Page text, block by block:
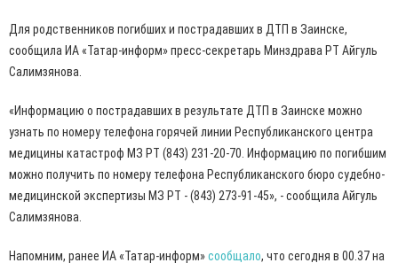
Для родственников погибших и пострадавших в ДТП в Заинске,
сообщила ИА «Татар-информ» пресс-секретарь Минздрава РТ Айгуль
Салимзянова.
«Информацию о пострадавших в результате ДТП в Заинске можно
узнать по номеру телефона горячей линии Республиканского центра
медицины катастроф МЗ РТ (843) 231-20-70. Информацию по погибшим
можно получить по номеру телефона Республиканского бюро судебно-
медицинской экспертизы МЗ РТ - (843) 273-91-45», - сообщила Айгуль
Салимзянова.
Напомним, ранее ИА «Татар-информ»сообщало, что сегодня в 00.37 на